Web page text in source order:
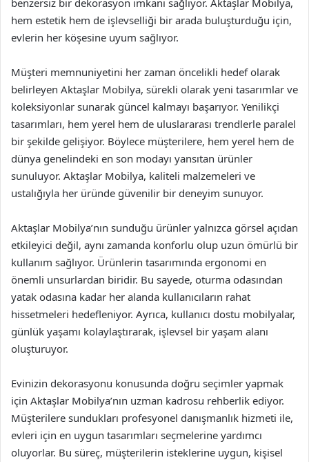
benzersiz bir dekorasyon imkanı sağlıyor. Aktaşlar Mobilya,
hem estetik hem de işlevselliği bir arada buluşturduğu için,
evlerin her köşesine uyum sağlıyor.
Müşteri memnuniyetini her zaman öncelikli hedef olarak
belirleyen Aktaşlar Mobilya, sürekli olarak yeni tasarımlar ve
koleksiyonlar sunarak güncel kalmayı başarıyor. Yenilikçi
tasarımları, hem yerel hem de uluslararası trendlerle paralel
bir şekilde gelişiyor. Böylece müşterilere, hem yerel hem de
dünya genelindeki en son modayı yansıtan ürünler
sunuluyor. Aktaşlar Mobilya, kaliteli malzemeleri ve
ustalığıyla her üründe güvenilir bir deneyim sunuyor.
Aktaşlar Mobilya’nın sunduğu ürünler yalnızca görsel açıdan
etkileyici değil, aynı zamanda konforlu olup uzun ömürlü bir
kullanım sağlıyor. Ürünlerin tasarımında ergonomi en
önemli unsurlardan biridir. Bu sayede, oturma odasından
yatak odasına kadar her alanda kullanıcıların rahat
hissetmeleri hedefleniyor. Ayrıca, kullanıcı dostu mobilyalar,
günlük yaşamı kolaylaştırarak, işlevsel bir yaşam alanı
oluşturuyor.
Evinizin dekorasyonu konusunda doğru seçimler yapmak
için Aktaşlar Mobilya’nın uzman kadrosu rehberlik ediyor.
Müşterilere sundukları profesyonel danışmanlık hizmeti ile,
evleri için en uygun tasarımları seçmelerine yardımcı
oluyorlar. Bu süreç, müşterilerin isteklerine uygun, kişisel